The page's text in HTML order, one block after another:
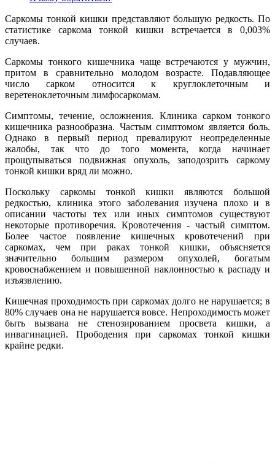
Саркомы тонкой кишки представляют большую редкость. По
статистике саркома тонкой кишки встречается в 0,003%
случаев.
Саркомы тонкого кишечника чаще встречаются у мужчин,
притом в сравнительно молодом возрасте. Подавляющее
число сарком относится к круглоклеточным и
веретеноклеточным лимфосаркомам.
Симптомы, течение, осложнения. Клиника сарком тонкого
кишечника разнообразна. Частым симптомом является боль.
Однако в первый период превалируют неопределенные
жалобы, так что до того момента, когда начинает
прощупываться подвижная опухоль, заподозрить саркому
тонкой кишки вряд ли можно.
Поскольку саркомы тонкой кишки являются большой
редкостью, клиника этого заболевания изучена плохо и в
описании частоты тех или иных симптомов существуют
некоторые противоречия. Кровотечения - частый симптом.
Более частое появление кишечных кровотечений при
саркомах, чем при раках тонкой кишки, объясняется
значительно большим размером опухолей, богатым
кровоснабжением и повышенной наклонностью к распаду и
изъязвлению.
Кишечная проходимость при саркомах долго не нарушается; в
80% случаев она не нарушается вовсе. Непроходимость может
быть вызвана не стенозированием просвета кишки, а
инвагинацией. Прободения при саркомах тонкой кишки
крайне редки.